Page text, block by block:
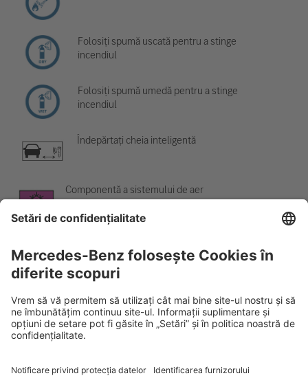
Folosiți spumă uscată pentru a stinge
incendiul
Folosiți spumă umedă pentru a stinge
incendiul
Îndepărtați cheia inteligentă
Componentă a sistemului de aer
condiționat